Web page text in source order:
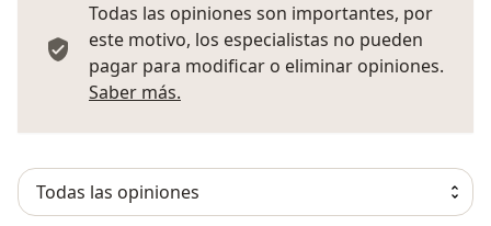
Todas las opiniones son importantes, por
este motivo, los especialistas no pueden
pagar para modificar o eliminar opiniones.
Saber más.